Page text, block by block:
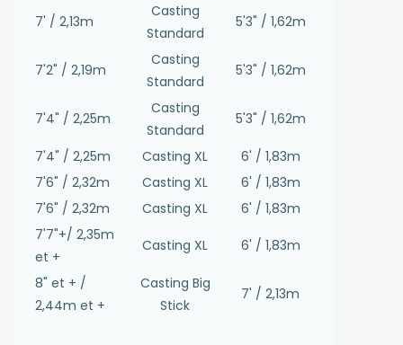
7' / 2,13m
Casting
Standard
5'3" / 1,62m
7'2" / 2,19m
Casting
Standard
5'3" / 1,62m
7'4" / 2,25m
Casting
Standard
5'3" / 1,62m
7'4" / 2,25m Casting XL
6' / 1,83m
7'6" / 2,32m
Casting XL
6' / 1,83m
7'6" / 2,32m
Casting XL
6' / 1,83m
7'7"+/ 2,35m
et +
Casting XL 6' / 1,83m
8" et + /
2,44m et +
Casting Big
Stick
7' / 2,13m